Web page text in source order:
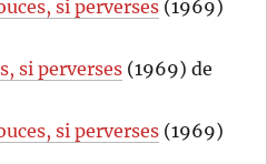
si perverses (1969)
si perverses (1969) de
si perverses (1969)